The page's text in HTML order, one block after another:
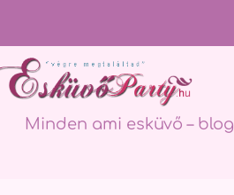
Minden ami esküvő – blog